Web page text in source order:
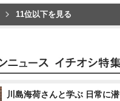
11位以下を見る
川島海荷さんと学ぶ 日常に潜